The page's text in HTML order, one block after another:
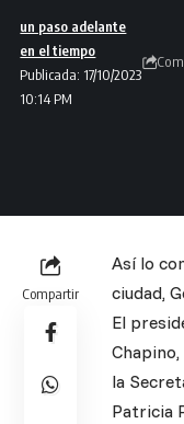
Publicada: 17/10/2023
10:14 PM
un paso adelante
en el tiempo
Compartir
Así lo
ciudad,
El
la
Patricia